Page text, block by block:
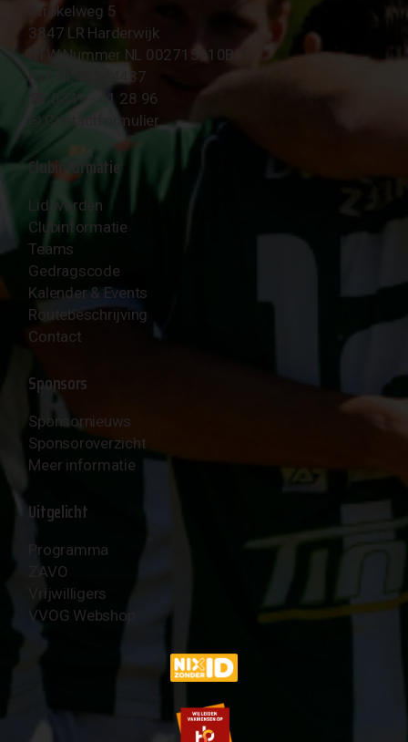
Strokelweg 5
3847 LR Harderwijk
BTW Nummer NL 002715910B01
KvK Nr 40094437
☎︎ 0341 - 41 28 96
✉︎ Contactformulier
Clubinformatie
Lid worden
Clubinformatie
Teams
Gedragscode
Kalender & Events
Routebeschrijving
Contact
Sponsors
Sponsornieuws
Sponsoroverzicht
Meer informatie
Uitgelicht
Programma
ZAVO
Vrijwilligers
VVOG Webshop